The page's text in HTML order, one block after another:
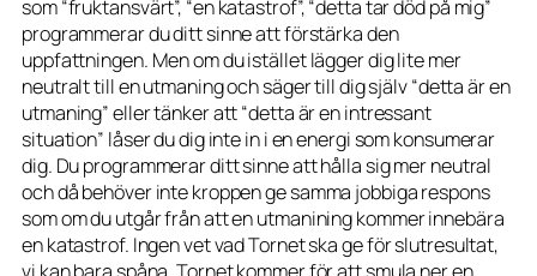
som “fruktansvärt”, “en katastrof”, “detta tar död på mig”
programmerar du ditt sinne att förstärka den
uppfattningen. Men om du istället lägger dig lite mer
neutralt till en utmaning och säger till dig själv “detta är en
utmaning” eller tänker att “detta är en intressant
situation” låser du dig inte in i en energi som konsumerar
dig. Du programmerar ditt sinne att hålla sig mer neutral
och då behöver inte kroppen ge samma jobbiga respons
som om du utgår från att en utmanining kommer innebära
en katastrof. Ingen vet vad Tornet ska ge för slutresultat,